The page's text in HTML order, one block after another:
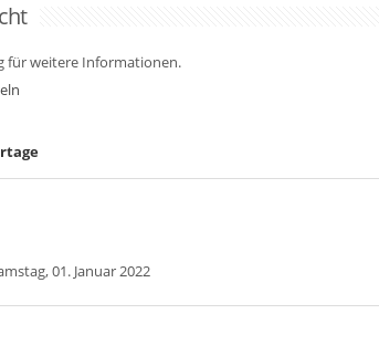
für weitere Informationen.
01. Januar 2022